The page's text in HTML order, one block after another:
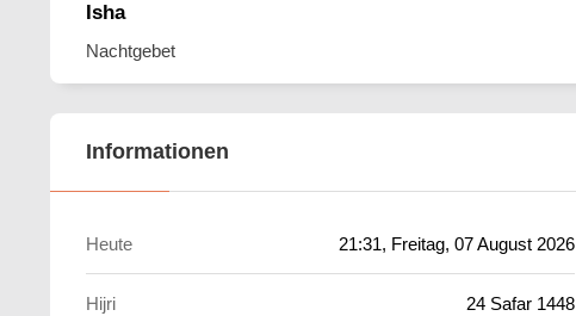
Isha
Nachtgebet
Informationen
Heute 21:31, Freitag, 07 August 2026
Hijri 24 Safar 1448